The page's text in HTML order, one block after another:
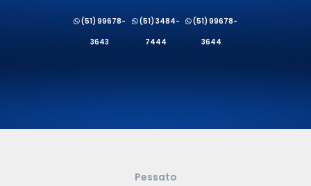
(51) 99678-
3643
(51) 3484-
7444
(51) 99678-
3644
Pessato